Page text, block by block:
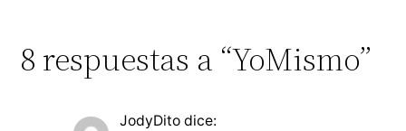
8 respuestas a “YoMismo”
JodyDito dice: